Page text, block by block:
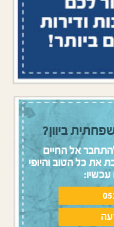
ביוון?
אל החיים
כל הטוב והיופי
עכשיו: